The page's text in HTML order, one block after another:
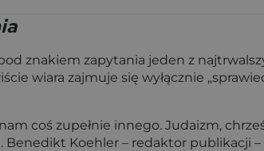
znakiem zapytania jeden z
wiara zajmuje się wyłącznie
coś zupełnie innego. Judaizm,
Koehler – redaktor publikacji